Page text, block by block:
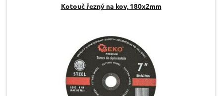
Kotouč řezný na kov, 180x2mm